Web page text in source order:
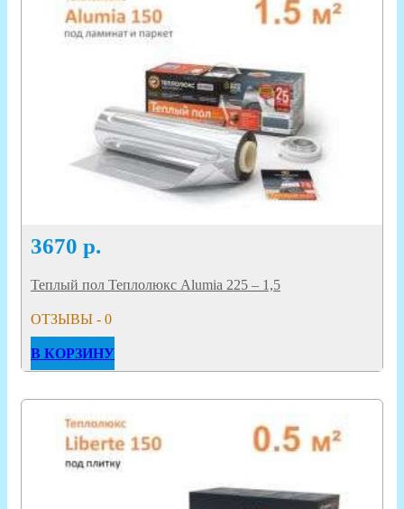
3670 р.
Теплый пол Теплолюкс Alumia 225 – 1,5
ОТЗЫВЫ - 0
В КОРЗИНУ